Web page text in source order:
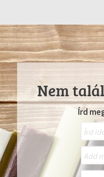
Nem
Írd